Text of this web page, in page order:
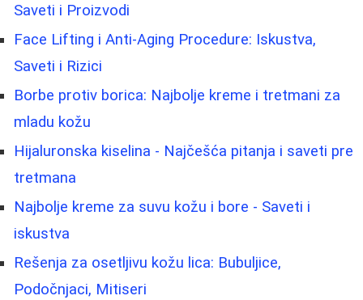
Saveti i Proizvodi
Face Lifting i Anti-Aging Procedure: Iskustva,
Saveti i Rizici
Borbe protiv borica: Najbolje kreme i tretmani za
mladu kožu
Hijaluronska kiselina - Najčešća pitanja i saveti pre
tretmana
Najbolje kreme za suvu kožu i bore - Saveti i
iskustva
Rešenja za osetljivu kožu lica: Bubuljice,
Podočnjaci, Mitiseri